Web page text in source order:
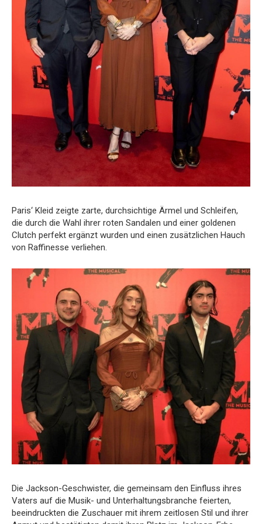
Paris‘ Kleid zeigte zarte, durchsichtige Ärmel und Schleifen,
die durch die Wahl ihrer roten Sandalen und einer goldenen
Clutch perfekt ergänzt wurden und einen zusätzlichen Hauch
von Raffinesse verliehen.
Die Jackson-Geschwister, die gemeinsam den Einfluss ihres
Vaters auf die Musik- und Unterhaltungsbranche feierten,
beeindruckten die Zuschauer mit ihrem zeitlosen Stil und ihrer